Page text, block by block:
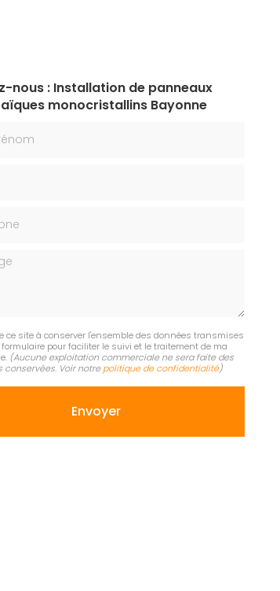
nous : Installation de panneaux
monocristallins Bayonne
ce site à conserver l'ensemble des données transmises
pour faciliter le suivi et le traitement de ma
(Aucune exploitation commerciale ne sera faite des
conservées. Voir notre politique de confidentialité)